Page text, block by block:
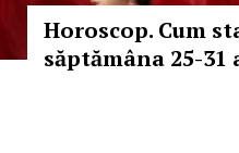
Horoscop. Cum
săptămâna 25-